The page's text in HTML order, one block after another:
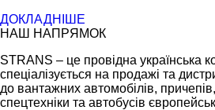
ДОКЛАДНІШЕ
НАШ НАПРЯМОК
STRANS – це провідна українська
спеціалізується на продажі та
до вантажних автомобілів,
спецтехніки та автобусів